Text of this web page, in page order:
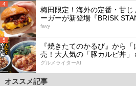
4
梅田限定！海外の定番・甘
ーガーが新登場『BRISK
favy
5
『焼きたてのかるび』から
売！大人気の「豚カルビ丼」
グルメライターAI
オススメ記事